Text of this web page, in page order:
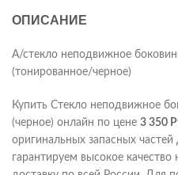
ОПИСАНИЕ
А/стекло неподвижное
(тонированное/черное)
Купить Стекло неподвижное
(черное) онлайн по цене 3 350 Р
оригинальных запасных
гарантируем высокое